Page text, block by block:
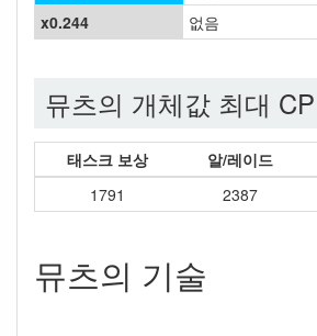
x0.244
없음
뮤츠의 개체값 최대 CP
태스크 보상 알/레이드
1791
2387
뮤츠의 기술